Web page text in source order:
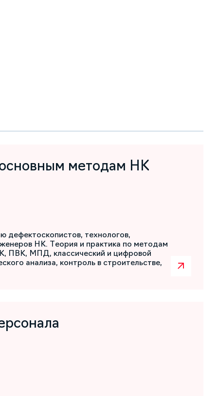
методам НК
дефектоскопистов, технологов,
НК. Теория и практика по методам
ПВК, МПД, классический и цифровой
анализа, контроль в строительстве,